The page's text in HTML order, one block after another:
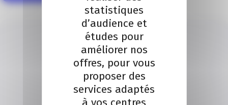
statistiques
d’audience et
études pour
améliorer nos
offres, pour vous
proposer des
services adaptés